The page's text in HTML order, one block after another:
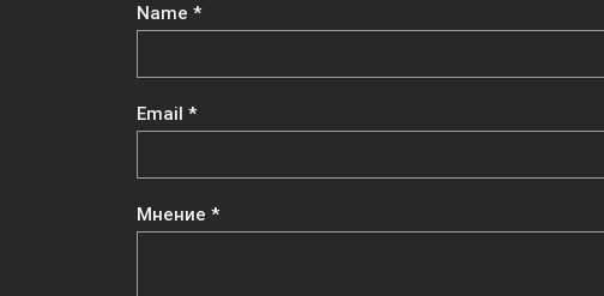
Мнение *
Name *
Email *